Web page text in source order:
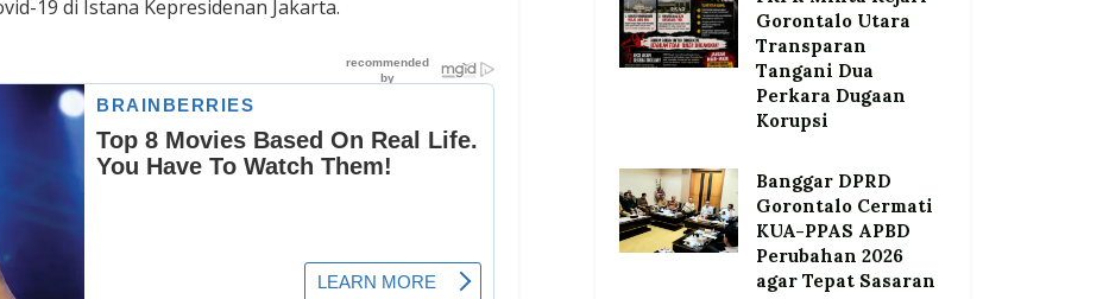
19 di Istana Kepresidenan Jakarta.
Gorontalo Utara
Transparan
Tangani Dua
Perkara Dugaan
Korupsi
Banggar DPRD
Gorontalo Cermati
KUA-PPAS APBD
Perubahan 2026
agar Tepat Sasaran